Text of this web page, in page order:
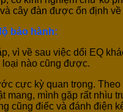
cây đàn được ổn định về
bảo hành:
vì về sau việc dổi EQ
loại nào cũng được.
cực kỳ quan trọng.
mang, mình gặp rất
cũng điếc và đánh điện